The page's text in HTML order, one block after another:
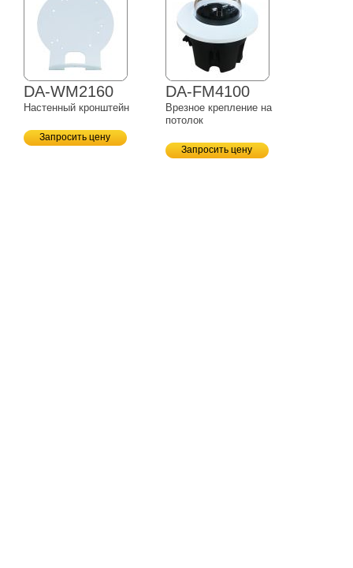
DA-WM2160
Настенный кронштейн
Запросить цену
DA-FM4100
Врезное крепление на
потолок
Запросить цену